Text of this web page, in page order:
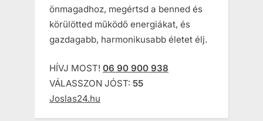
önmagadhoz, megértsd a benned és
körülötted működő energiákat, és
gazdagabb, harmonikusabb életet élj.
HÍVJ MOST! 06 90 900 938
VÁLASSZON JÓST: 55
Joslas24.hu